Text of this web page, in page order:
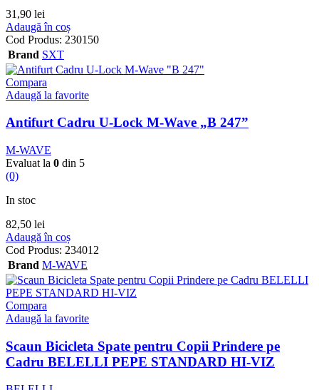
31,90 lei
Adaugă în coș
Cod Produs: 230150
Brand SXT
Compara
Adaugă la favorite
Antifurt Cadru U-Lock M-Wave „B 247”
M-WAVE
Evaluat la 0 din 5
(0)
In stoc
82,50 lei
Adaugă în coș
Cod Produs: 234012
Brand M-WAVE
Compara
Adaugă la favorite
Scaun Bicicleta Spate pentru Copii Prindere pe
Cadru BELELLI PEPE STANDARD HI-VIZ